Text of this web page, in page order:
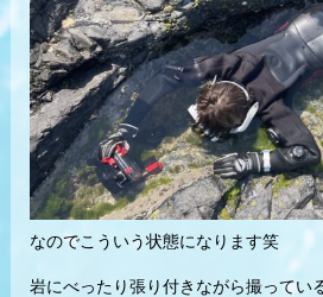
なのでこういう状態になります笑
岩にべったり張り付きながら撮ってい